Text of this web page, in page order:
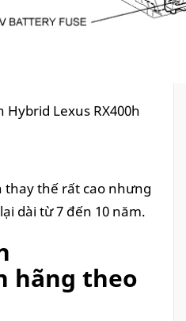
Hybrid Lexus RX400h
thay thế rất cao nhưng
dài từ 7 đến 10 năm.
hãng theo